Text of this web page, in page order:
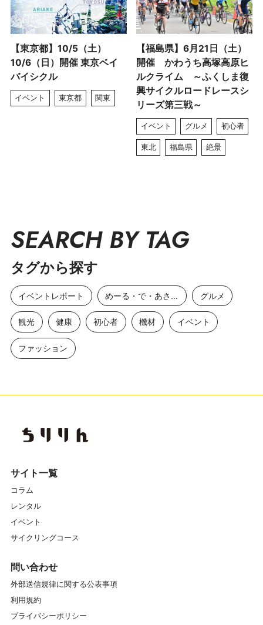
【東京都】10/5（土）
10/6（日）開催 東京ベイ
バイシクル
イベント 東京都 関東
【福島県】6月21日（土）
開催 かわうち高塚高原ヒ
ルクライム ～ふくしま復
興サイクルロードレースシ
リーズ第三戦～
イベント グルメ 初心者
東北 福島県 絶景
SEARCH BY TAG
タグから探す
イベントレポート めーる・で・あさひ グルメ
観光 健康 初心者 機材 イベント
ファッション
サイト一覧
コラム
レンタル
イベント
サイクリングコース
問い合わせ
外部送信規律に関する公表事項
利用規約
プライバシーポリシー